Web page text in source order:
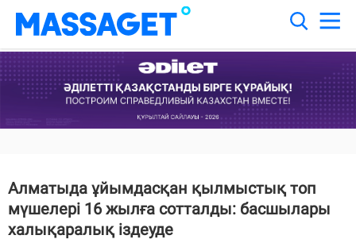
Алматыда ұйымдасқан қылмыстық топ
мүшелері 16 жылға сотталды: басшылары
халықаралық іздеуде